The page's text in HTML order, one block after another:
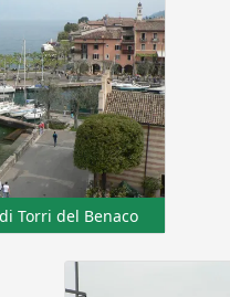
Torri del Benaco